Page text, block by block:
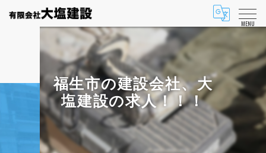
MENU
福生市の建設会社、大
塩建設の求人！！！